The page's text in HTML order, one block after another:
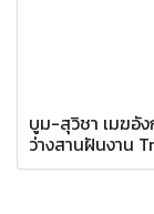
บูม-สุวิชา เมฆอั
ว่างสานฝันงาน